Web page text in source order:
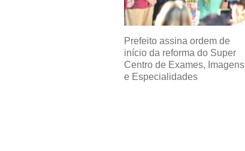
Prefeito assina ordem de
início da reforma do Super
Centro de Exames, Imagens
e Especialidades